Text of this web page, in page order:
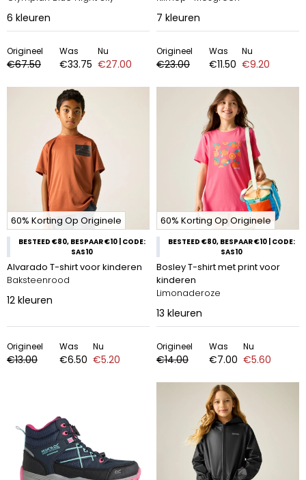
6 kleuren
Origineel
€67.50
Was
€33.75
Nu
€27.00
7 kleuren
Origineel
€23.00
Was
€11.50
Nu
€9.20
60% Korting Op Originele
BESTEED €80, BESPAAR €10 | CODE:
SAS10
Alvarado T-shirt voor kinderen
Baksteenrood
12 kleuren
Origineel
€13.00
Was
€6.50
Nu
€5.20
60% Korting Op Originele
BESTEED €80, BESPAAR €10 | CODE:
SAS10
Bosley T-shirt met print voor
kinderen
Limonaderoze
13 kleuren
Origineel
€14.00
Was
€7.00
Nu
€5.60